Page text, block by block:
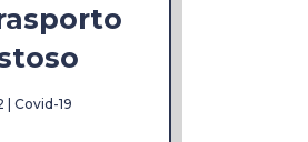
Covid-19